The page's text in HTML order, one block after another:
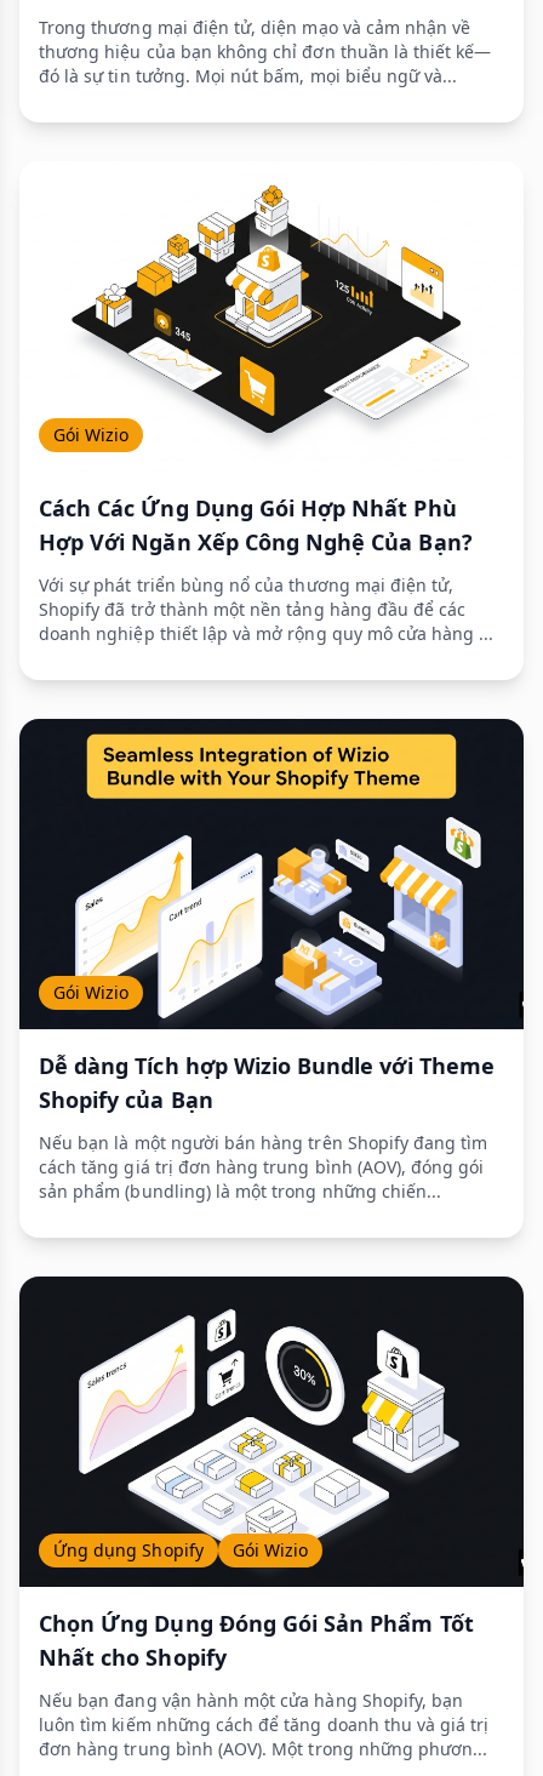
Trong thương mại điện tử, diện mạo và cảm nhận về
thương hiệu của bạn không chỉ đơn thuần là thiết kế—
đó là sự tin tưởng. Mọi nút bấm, mọi biểu ngữ và...
Gói Wizio
Cách Các Ứng Dụng Gói Hợp Nhất Phù
Hợp Với Ngăn Xếp Công Nghệ Của Bạn?
Với sự phát triển bùng nổ của thương mại điện tử,
Shopify đã trở thành một nền tảng hàng đầu để các
doanh nghiệp thiết lập và mở rộng quy mô cửa hàng ...
Gói Wizio
Dễ dàng Tích hợp Wizio Bundle với Theme
Shopify của Bạn
Nếu bạn là một người bán hàng trên Shopify đang tìm
cách tăng giá trị đơn hàng trung bình (AOV), đóng gói
sản phẩm (bundling) là một trong những chiến...
Ứng dụng Shopify Gói Wizio
Chọn Ứng Dụng Đóng Gói Sản Phẩm Tốt
Nhất cho Shopify
Nếu bạn đang vận hành một cửa hàng Shopify, bạn
luôn tìm kiếm những cách để tăng doanh thu và giá trị
đơn hàng trung bình (AOV). Một trong những phươn...